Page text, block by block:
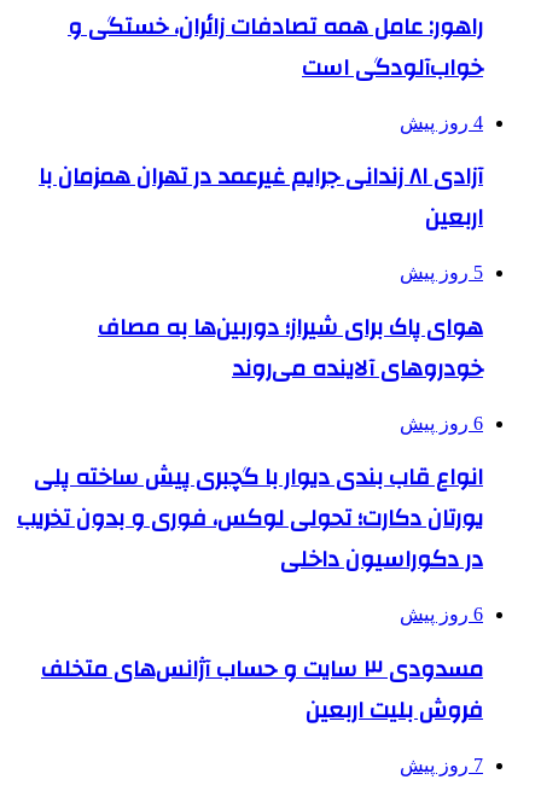
راهور: عامل همه تصادفات زائران، خستگی و
خواب‌آلودگی است
4 روز پیش
آزادی ۸۱ زندانی جرایم غیرعمد در تهران همزمان با
اربعین
5 روز پیش
هوای پاک برای شیراز؛ دوربین‌ها به مصاف
خودروهای آلاینده می‌روند
6 روز پیش
انواع قاب بندی دیوار با گچبری پیش ساخته پلی
یورتان دکارت؛ تحولی لوکس، فوری و بدون تخریب
در دکوراسیون داخلی
6 روز پیش
مسدودی ۳ سایت و حساب آژانس‌های متخلف
فروش بلیت اربعین
7 روز پیش